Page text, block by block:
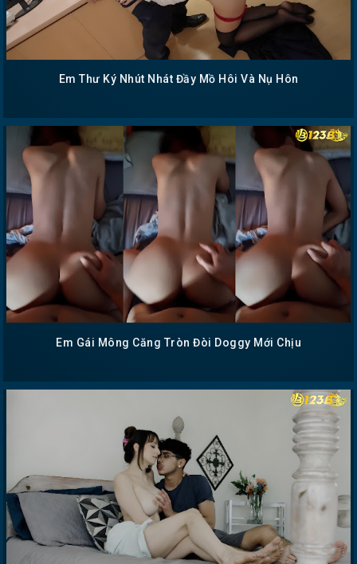
Em Thư Ký Nhút Nhát Đầy Mồ Hôi Và Nụ Hôn
Em Gái Mông Căng Tròn Đòi Doggy Mới Chịu